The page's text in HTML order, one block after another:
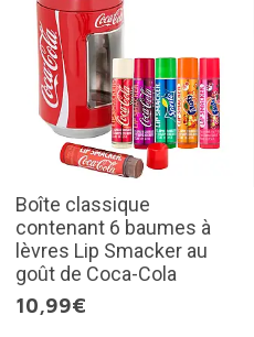
Boîte classique
contenant 6 baumes à
lèvres Lip Smacker au
goût de Coca-Cola
10,99€